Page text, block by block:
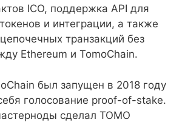
ICO, поддержка API для
и интеграции, а также
транзакций без
Ethereum и TomoChain.
был запущен в 2018 году
голосование proof-of-stake.
сделал TOMO